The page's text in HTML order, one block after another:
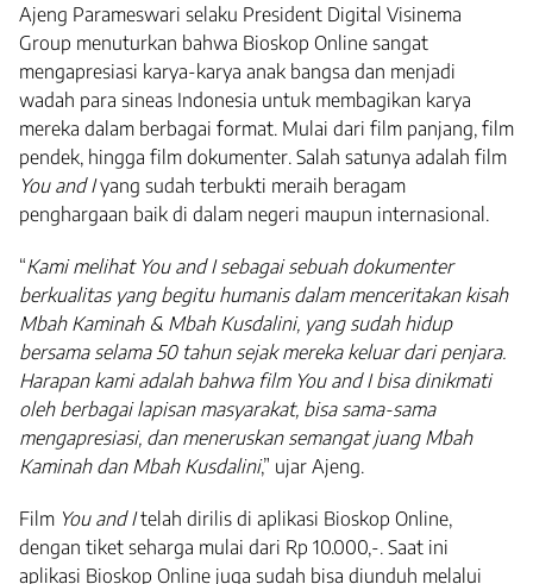
Ajeng Parameswari selaku President Digital Visinema
Group menuturkan bahwa Bioskop Online sangat
mengapresiasi karya-karya anak bangsa dan menjadi
wadah para sineas Indonesia untuk membagikan karya
mereka dalam berbagai format. Mulai dari film panjang, film
pendek, hingga film dokumenter. Salah satunya adalah film
You and Iyang sudah terbukti meraih beragam
penghargaan baik di dalam negeri maupun internasional.
“Kami melihat You and I sebagai sebuah dokumenter
berkualitas yang begitu humanis dalam menceritakan kisah
Mbah Kaminah & Mbah Kusdalini, yang sudah hidup
bersama selama 50 tahun sejak mereka keluar dari penjara.
Harapan kami adalah bahwa film You and I bisa dinikmati
oleh berbagai lapisan masyarakat, bisa sama-sama
mengapresiasi, dan meneruskan semangat juang Mbah
Kaminah dan Mbah Kusdalini,” ujar Ajeng.
Film You and Itelah dirilis di aplikasi Bioskop Online,
dengan tiket seharga mulai dari Rp 10.000,-. Saat ini
aplikasi Bioskop Online juga sudah bisa diunduh melalui